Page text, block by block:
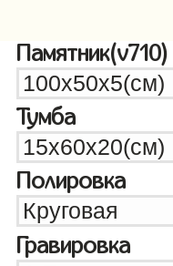
Памятник(v710)
Тумба
Полировка
Гравировка